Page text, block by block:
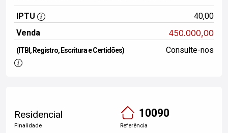
IPTU
40,00
Venda
450.000,00
(ITBI, Registro, Escritura e Certidões) Consulte-nos
Residencial
Finalidade
10090
Referência